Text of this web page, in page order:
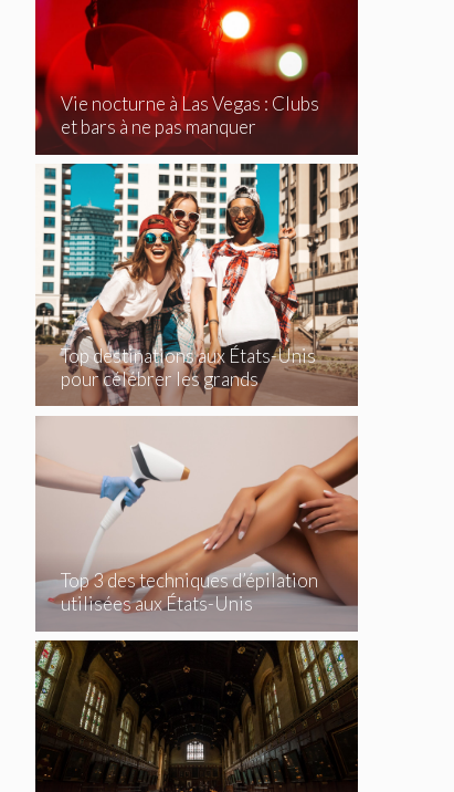
Vie nocturne à Las Vegas : Clubs
et bars à ne pas manquer
Top destinations aux États-Unis
pour célébrer les grands
événements
Top 3 des techniques d’épilation
utilisées aux États-Unis